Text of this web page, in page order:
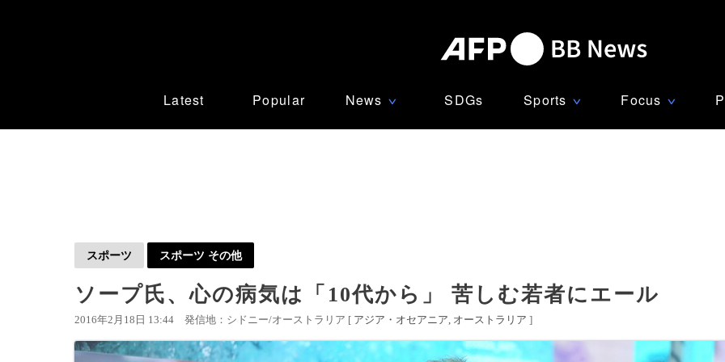
Latest Popular News ∨ SDGs Sports ∨ Focus ∨
スポーツ スポーツ その他
ソープ氏、心の病気は「10代から」 苦しむ若者にエール
2016年2月18日 13:44 発信地：シドニー/オーストラリア [ アジア・オセアニア オーストラリア ]